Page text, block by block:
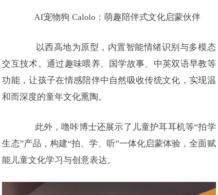
AI宠物狗 Calolo：萌趣陪伴式文化启蒙伙伴
以西高地为原型，内置智能情绪识别与多模态
交互技术。通过趣味喂养、国学故事、中英双语早教等
功能，让孩子在情感陪伴中自然吸收传统文化，实现温
和而深度的童年文化熏陶。
此外，噜咔博士还展示了儿童护耳耳机等“拍学
生态”产品，构建“拍、学、听”一体化启蒙体验，全面赋
能儿童文化学习与创意表达。